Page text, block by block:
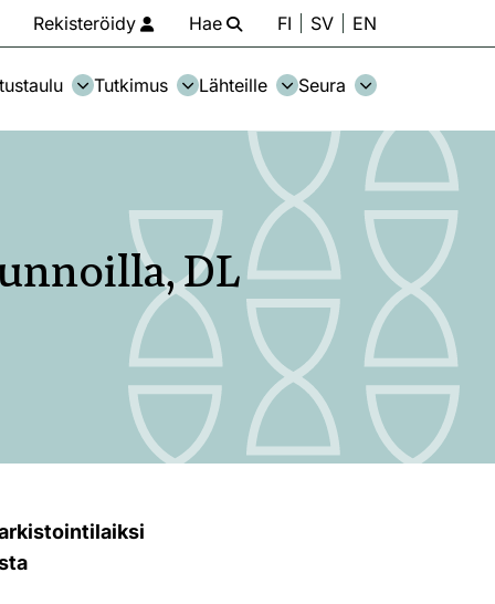
Rekisteröidy Hae FI SV EN
Tutkimus Lähteille Seura
DL